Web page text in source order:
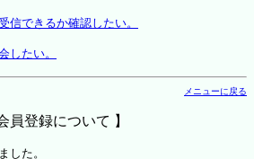
信できるか確認したい。
したい。
メニューに戻る
員登録について 】
した。